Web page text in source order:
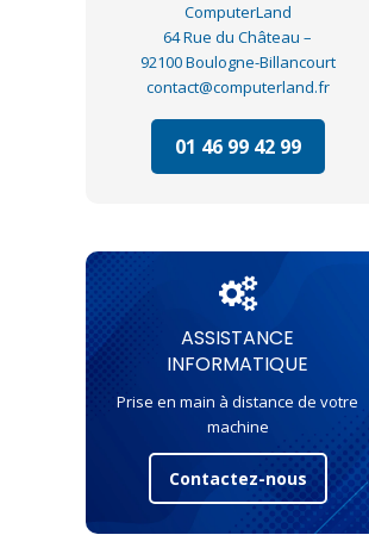
ComputerLand
64 Rue du Château –
92100 Boulogne-Billancourt
contact@computerland.fr
01 46 99 42 99
ASSISTANCE
INFORMATIQUE
Prise en main à distance de votre
machine
Contactez-nous